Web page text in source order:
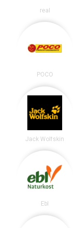
real
POCO
Jack Wolfskin
Ebl